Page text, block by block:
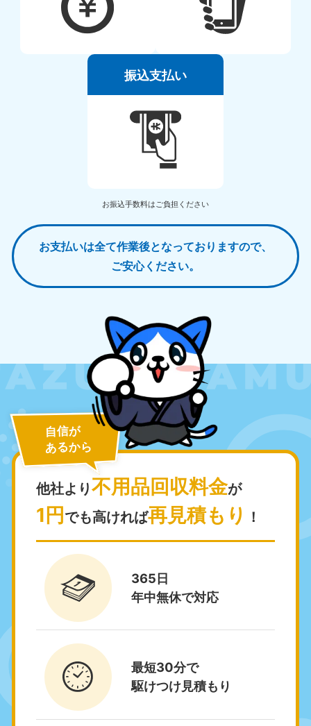
振込支払い
お振込手数料はご負担ください
お支払いは全て作業後となっておりますので、
ご安心ください。
自信が
あるから
他社より不用品回収料金が
1円 でも高ければ再見積もり ！
365日
年中無休で対応
最短30分で
駆けつけ見積もり
北海道
050-1881-5277
9:00〜19:00 年中無休
050-1881-5276
9:00〜19:00 年中無休
岩手県
050-1881-5274
9:00〜19:00 年中無休
山形県
050-1881-5273
9:00〜19:00 年中無休
宮城県
9:00〜19:00 年中無休